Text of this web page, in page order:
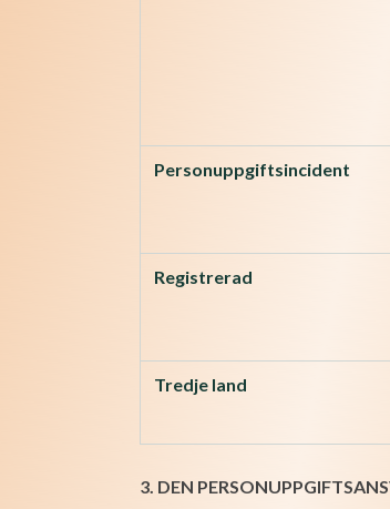
Personuppgiftsincident
Registrerad
Tredje land
3. DEN